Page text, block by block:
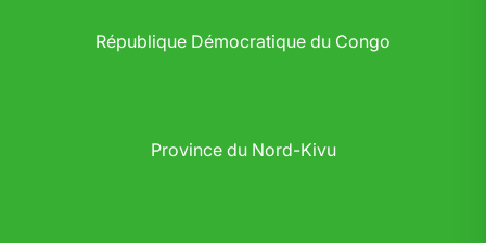
République Démocratique du Congo
Province du Nord-Kivu